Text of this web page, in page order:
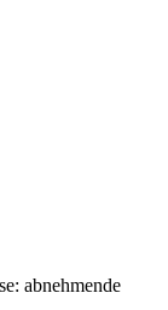
abnehmende